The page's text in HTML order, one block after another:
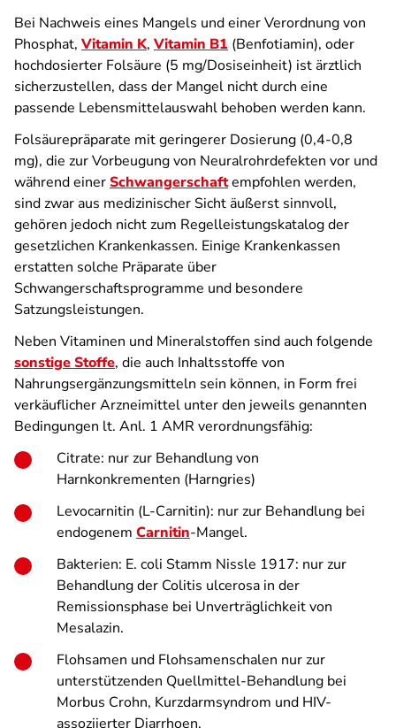
Bei Nachweis eines Mangels und einer Verordnung von
Phosphat, Vitamin K, Vitamin B1 (Benfotiamin), oder
hochdosierter Folsäure (5 mg/Dosiseinheit) ist ärztlich
sicherzustellen, dass der Mangel nicht durch eine
passende Lebensmittelauswahl behoben werden kann.
Folsäurepräparate mit geringerer Dosierung (0,4-0,8
mg), die zur Vorbeugung von Neuralrohrdefekten vor und
während einerSchwangerschaftempfohlen werden,
sind zwar aus medizinischer Sicht äußerst sinnvoll,
gehören jedoch nicht zum Regelleistungskatalog der
gesetzlichen Krankenkassen. Einige Krankenkassen
erstatten solche Präparate über
Schwangerschaftsprogramme und besondere
Satzungsleistungen.
Neben Vitaminen und Mineralstoffen sind auch folgende
sonstige Stoffe, die auch Inhaltsstoffe von
Nahrungsergänzungsmitteln sein können, in Form frei
verkäuflicher Arzneimittel unter den jeweils genannten
Bedingungen lt. Anl. 1 AMR verordnungsfähig:
Citrate: nur zur Behandlung von
Harnkonkrementen (Harngries)
Levocarnitin (L-Carnitin): nur zur Behandlung bei
endogenem Carnitin-Mangel.
Bakterien: E. coli Stamm Nissle 1917: nur zur
Behandlung der Colitis ulcerosa in der
Remissionsphase bei Unverträglichkeit von
Mesalazin.
Flohsamen und Flohsamenschalen nur zur
unterstützenden Quellmittel-Behandlung bei
Morbus Crohn, Kurzdarmsyndrom und HIV-
assoziierter Diarrhoen.